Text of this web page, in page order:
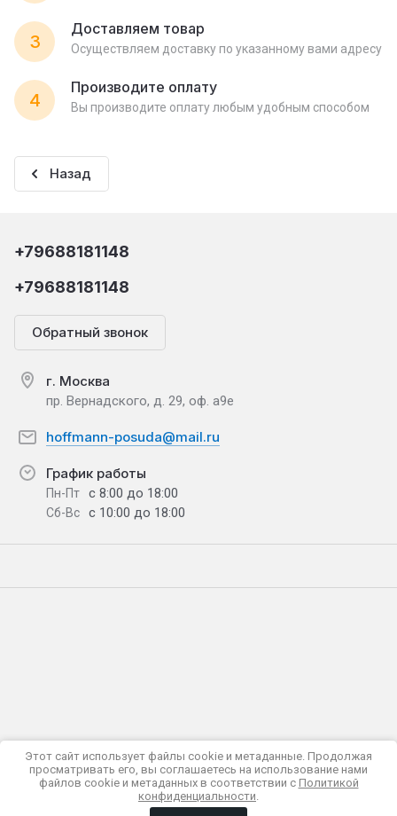
3
Доставляем товар
Осуществляем доставку по указанному вами адресу
4
Производите оплату
Вы производите оплату любым удобным способом
Назад
+79688181148
+79688181148
Обратный звонок
г. Москва
пр. Вернадского, д. 29, оф. а9е
hoffmann-posuda@mail.ru
График работы
Пн-Пт с 8:00 до 18:00
Сб-Вс с 10:00 до 18:00
Политика конфиденциальности
© 2018 - 2026 HOFFMANN
Мегагрупп.ру
Этот сайт использует файлы cookie и метаданные. Продолжая
просматривать его, вы соглашаетесь на использование нами
файлов cookie и метаданных в соответствии с Политикой
конфиденциальности.